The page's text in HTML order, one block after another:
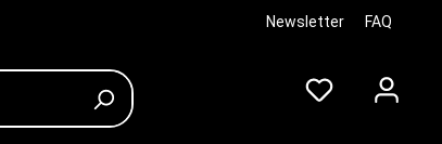
Newsletter FAQ